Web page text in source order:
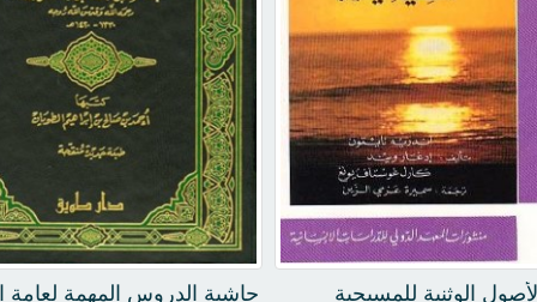
الوثنية للمسيحية حاشية الدروس المهمة لعامة